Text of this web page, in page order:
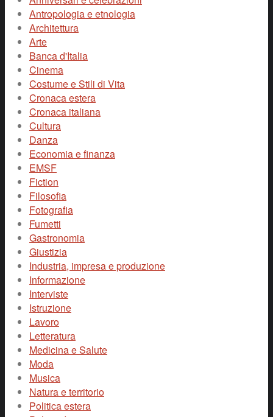
Antropologia e etnologia
Architettura
Arte
Banca d'Italia
Cinema
Costume e Stili di Vita
Cronaca estera
Cronaca italiana
Cultura
Danza
Economia e finanza
EMSF
Fiction
Filosofia
Fotografia
Fumetti
Gastronomia
Giustizia
Industria, impresa e produzione
Informazione
Interviste
Istruzione
Lavoro
Letteratura
Medicina e Salute
Moda
Musica
Natura e territorio
Politica estera